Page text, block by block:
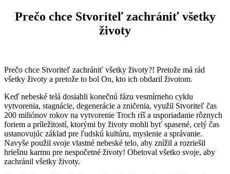
Prečo chce Stvoriteľ zachrániť všetky
životy
Prečo chce Stvoriteľ zachrániť všetky životy?! Pretože má rád
všetky životy a pretože to bol On, kto ich obdaril životom.
Keď nebeské telá dosiahli konečnú fázu vesmírneho cyklu
vytvorenia, stagnácie, degenerácie a zničenia, využil Stvoriteľ čas
200 miliónov rokov na vytvorenie Troch ríš a usporiadanie rôznych
foriem a príležitostí, ktorými by životy mohli byť spasené, celý čas
ustanovujúc základ pre ľudskú kultúru, myslenie a správanie.
Navyše použil svoje vlastné nebeské telo, aby znížil a rozriešil
hriešnu karmu pre nespočetné životy! Obetoval všetko svoje, aby
zachránil všetky životy.